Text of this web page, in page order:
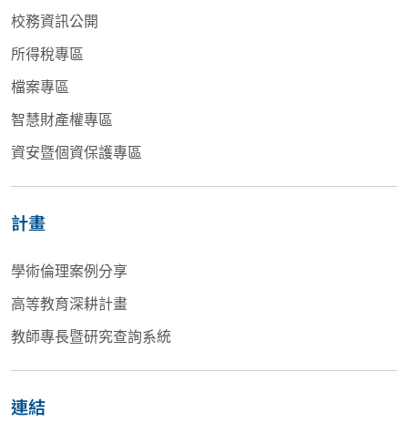
校務資訊公開
所得稅專區
檔案專區
智慧財產權專區
資安暨個資保護專區
計畫
學術倫理案例分享
高等教育深耕計畫
教師專長暨研究查詢系統
連結